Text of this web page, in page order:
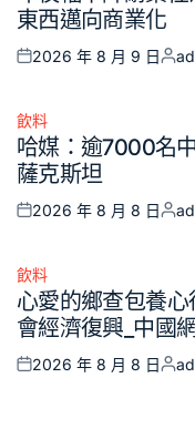
東西邁向商業化
Posted
2026 年 8 月 9 日
Posted
in
飲料
哈媒：逾7000名
薩克斯坦
Posted
2026 年 8 月 8 日
Posted
in
飲料
心愛的鄉查包養
會經濟復興_中國網
Posted
2026 年 8 月 8 日